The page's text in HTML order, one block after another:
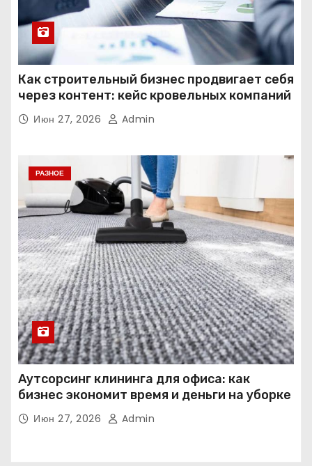
Как строительный бизнес продвигает себя
через контент: кейс кровельных компаний
Июн 27, 2026 Admin
РАЗНОЕ
Аутсорсинг клининга для офиса: как
бизнес экономит время и деньги на уборке
Июн 27, 2026 Admin